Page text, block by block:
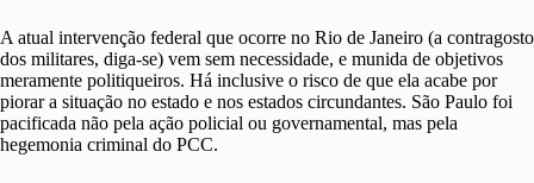
A atual intervenção federal que ocorre no Rio de Janeiro (a contragosto
dos militares, diga-se) vem sem necessidade, e munida de objetivos
meramente politiqueiros. Há inclusive o risco de que ela acabe por
piorar a situação no estado e nos estados circundantes. São Paulo foi
pacificada não pela ação policial ou governamental, mas pela
hegemonia criminal do PCC.